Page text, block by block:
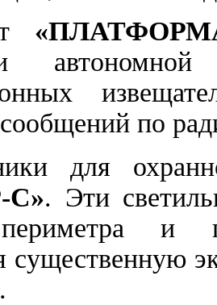
по
для
. Эти
и
существенную